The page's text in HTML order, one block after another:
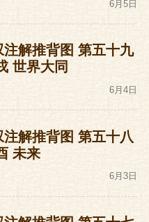
6月5日
注解推背图 第五十九
世界大同
6月4日
注解推背图 第五十八
未来
6月3日